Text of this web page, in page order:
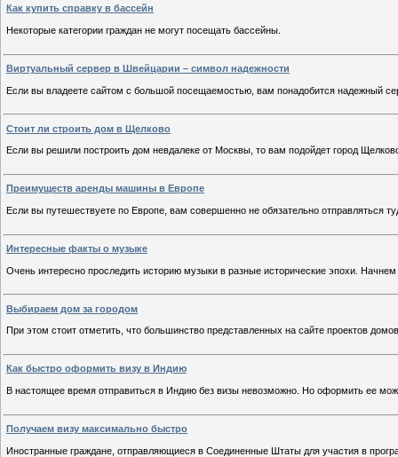
Как купить справку в бассейн
Некоторые категории граждан не могут посещать бассейны.
Виртуальный сервер в Швейцарии – символ надежности
Если вы владеете сайтом с большой посещаемостью, вам понадобится надежный
Стоит ли строить дом в Щелково
Если вы решили построить дом невдалеке от Москвы, то вам подойдет город
Преимуществ аренды машины в Европе
Если вы путешествуете по Европе, вам совершенно не обязательно отправляться
Интересные факты о музыке
Очень интересно проследить историю музыки в разные исторические эпохи.
Выбираем дом за городом
При этом стоит отметить, что большинство представленных на сайте проектов
Как быстро оформить визу в Индию
В настоящее время отправиться в Индию без визы невозможно. Но оформить ее
Получаем визу максимально быстро
Иностранные граждане, отправляющиеся в Соединенные Штаты для участия в